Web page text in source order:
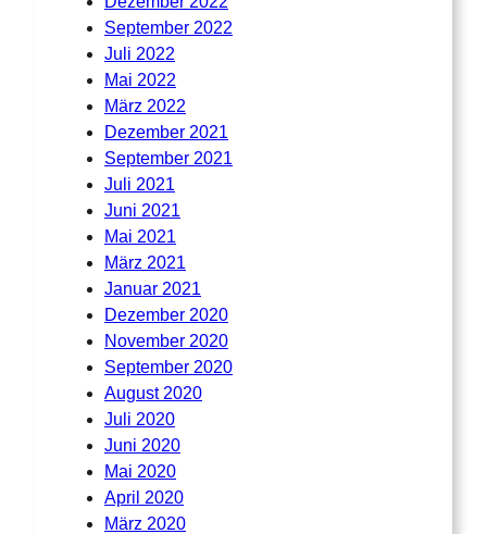
September 2022
Juli 2022
Mai 2022
März 2022
Dezember 2021
September 2021
Juli 2021
Juni 2021
Mai 2021
März 2021
Januar 2021
Dezember 2020
November 2020
September 2020
August 2020
Juli 2020
Juni 2020
Mai 2020
April 2020
März 2020